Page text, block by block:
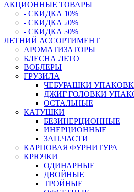
АКЦИОННЫЕ ТОВАРЫ
- СКИДКА 10%
- СКИДКА 20%
- СКИДКА 30%
ЛЕТНИЙ АССОРТИМЕНТ
АРОМАТИЗАТОРЫ
БЛЕСНА ЛЕТО
ВОБЛЕРЫ
ГРУЗИЛА
ЧЕБУРАШКИ
ДЖИГ ГОЛОВКИ
ОСТАЛЬНЫЕ
КАТУШКИ
БЕЗИНЕРЦИОННЫЕ
ИНЕРЦИОННЫЕ
ЗАП.ЧАСТИ
КАРПОВАЯ ФУРНИТУРА
КРЮЧКИ
ОДИНАРНЫЕ
ДВОЙНЫЕ
ТРОЙНЫЕ